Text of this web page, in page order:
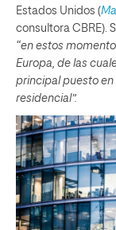
Estados Unidos (
consultora CBRE).
“en estos
Europa, de las
principal puesto en
residencial”.